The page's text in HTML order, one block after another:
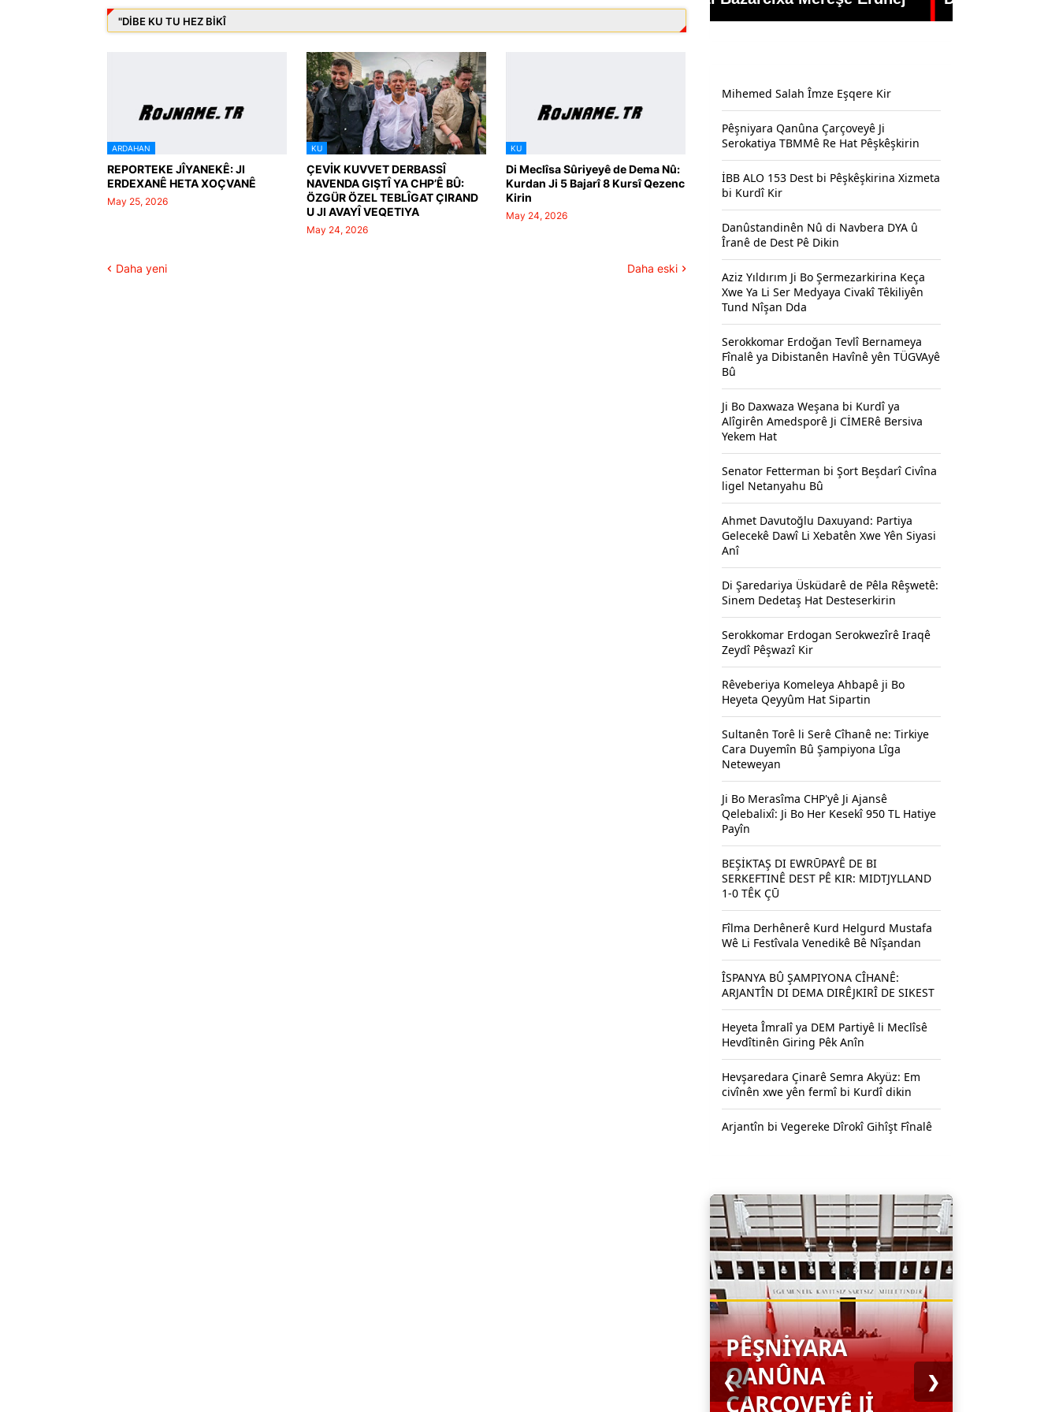
"DIBE KU TU HEZ BIKÎ
ARDAHAN
REPORTEKE JÎYANEKÊ: JI
ERDEXANÊ HETA XOÇVANÊ
May 25, 2026
KU
ÇEVİK KUVVET DERBASSÎ
NAVENDA GIŞTÎ YA CHP’Ê BÛ:
ÖZGÜR ÖZEL TEBLÎGAT ÇIRAND
U JI AVAYÎ VEQETIYA
May 24, 2026
KU
Di Meclîsa Sûriyeyê de Dema Nû:
Kurdan Ji 5 Bajarî 8 Kursî Qezenc
Kirin
May 24, 2026
Daha yeni Daha eski
Mihemed Salah Îmze Eşqere Kir
Pêşniyara Qanûna Çarçoveyê Ji
Serokatiya TBMMê Re Hat Pêşkêşkirin
İBB ALO 153 Dest bi Pêşkêşkirina Xizmeta
bi Kurdî Kir
Danûstandinên Nû di Navbera DYA û
Îranê de Dest Pê Dikin
Aziz Yıldırım Ji Bo Şermezarkirina Keça
Xwe Ya Li Ser Medyaya Civakî Têkiliyên
Tund Nîşan Dda
Serokkomar Erdoğan Tevlî Bernameya
Fînalê ya Dibistanên Havînê yên TÜGVAyê
Bû
Ji Bo Daxwaza Weşana bi Kurdî ya
Alîgirên Amedsporê Ji CİMERê Bersiva
Yekem Hat
Senator Fetterman bi Şort Beşdarî Civîna
ligel Netanyahu Bû
Ahmet Davutoğlu Daxuyand: Partiya
Gelecekê Dawî Li Xebatên Xwe Yên Siyasi
Anî
Di Şaredariya Üsküdarê de Pêla Rêşwetê:
Sinem Dedetaş Hat Desteserkirin
Serokkomar Erdogan Serokwezîrê Iraqê
Zeydî Pêşwazî Kir
Rêveberiya Komeleya Ahbapê ji Bo
Heyeta Qeyyûm Hat Sipartin
Sultanên Torê li Serê Cîhanê ne: Tirkiye
Cara Duyemîn Bû Şampiyona Lîga
Neteweyan
Ji Bo Merasîma CHP'yê Ji Ajansê
Qelebalixî: Ji Bo Her Kesekî 950 TL Hatiye
Payîn
BEŞİKTAŞ DI EWRŪPAYÊ DE BI
SERKEFTINÊ DEST PÊ KIR: MIDTJYLLAND
1-0 TÊK ÇŪ
Fîlma Derhênerê Kurd Helgurd Mustafa
Wê Li Festîvala Venedikê Bê Nîşandan
ÎSPANYA BÛ ŞAMPIYONA CÎHANÊ:
ARJANTÎN DI DEMA DIRÊJKIRÎ DE SIKEST
Heyeta Îmralî ya DEM Partiyê li Meclîsê
Hevdîtinên Giring Pêk Anîn
Hevşaredara Çinarê Semra Akyüz: Em
civînên xwe yên fermî bi Kurdî dikin
Arjantîn bi Vegereke Dîrokî Gihîşt Fînalê
PÊŞNIYARA
QANÛNA
ÇARÇOVEYÊ JI
❮ ❯